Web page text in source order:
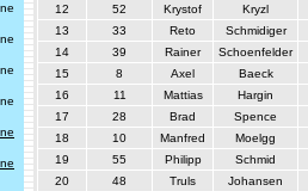
12
52 Krystof
Kryzl
13
33 Reto
Schmidiger
14
39 Rainer
Schoenfelder
15
8 Axel
Baeck
16
11 Mattias
Hargin
17
28 Brad
Spence
18
10 Manfred
Moelgg
19
55 Philipp
Schmid
20
48 Truls
Johansen